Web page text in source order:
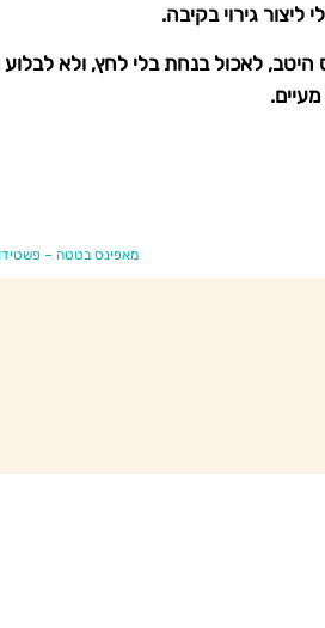
גירוי בקיבה.
לאכול בנחת בלי לחץ, ולא לבלוע
מאפינס בטטה –